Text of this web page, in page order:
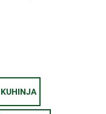
KUHINJA